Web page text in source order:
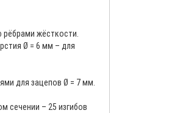
жёсткости.
Ø = 6 мм – для
для зацепов Ø = 7 мм.
сечении – 25 изгибов